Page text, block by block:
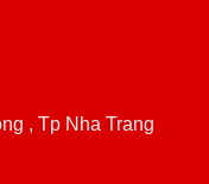
, Tp Nha Trang